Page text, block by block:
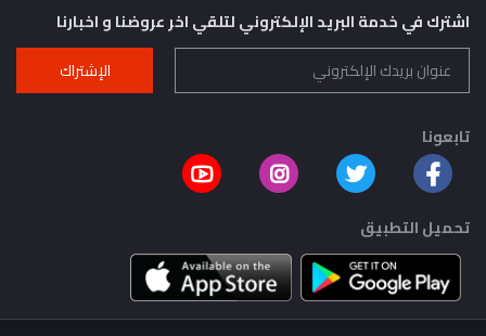
اشترك في خدمة البريد الإلكتروني لتلقي اخر عروضنا و اخبارنا
الإشتراك
تابعونا
تحميل التطبيق